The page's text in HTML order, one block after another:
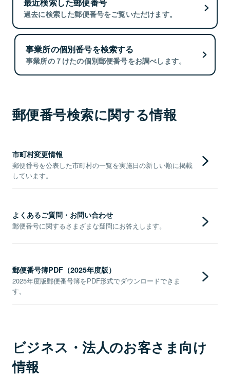
最近検索した郵便番号
過去に検索した郵便番号をご覧いただけます。
事業所の個別番号を検索する
事業所の７けたの個別郵便番号をお調べします。
郵便番号検索に関する情報
市町村変更情報
郵便番号を公表した市町村の一覧を実施日の新しい順に掲載
しています。
よくあるご質問・お問い合わせ
郵便番号に関するさまざまな疑問にお答えします。
郵便番号簿PDF（2025年度版）
2025年度版郵便番号簿をPDF形式でダウンロードできま
す。
ビジネス・法人のお客さま向け
情報